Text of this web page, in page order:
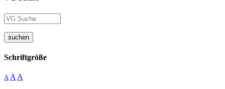
suchen
Schriftgröße
A A A